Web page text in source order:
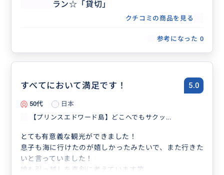
ラン☆「貸切」
クチコミの商品を見る
参考になった 0
すべてにおいて満足です！ 5.0
50代
日本
【プリンスエドワード島】どこへでもサクッ...
とても有意義な観光ができました！
息子も海に行けたのが嬉しかったみたいで、また行きた
いと言っていました！
娘も引っ越しを真剣に考えています笑